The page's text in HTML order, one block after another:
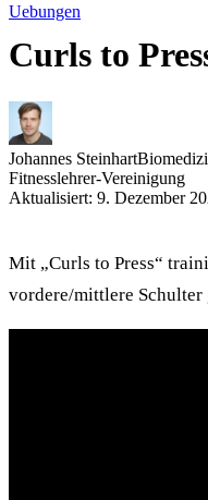
Uebungen
Curls to
Johannes Steinhart
Fitnesslehrer-Vereinigung
Aktualisiert: 9. Dezember
Mit „Curls to Press“
vordere/mittlere